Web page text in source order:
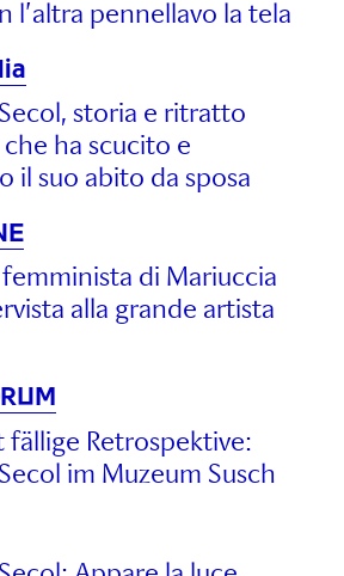
l’altra pennellavo la tela
storia e ritratto
ha scucito e
il suo abito da sposa
di Mariuccia
alla grande artista
fällige Retrospektive:
im Muzeum Susch